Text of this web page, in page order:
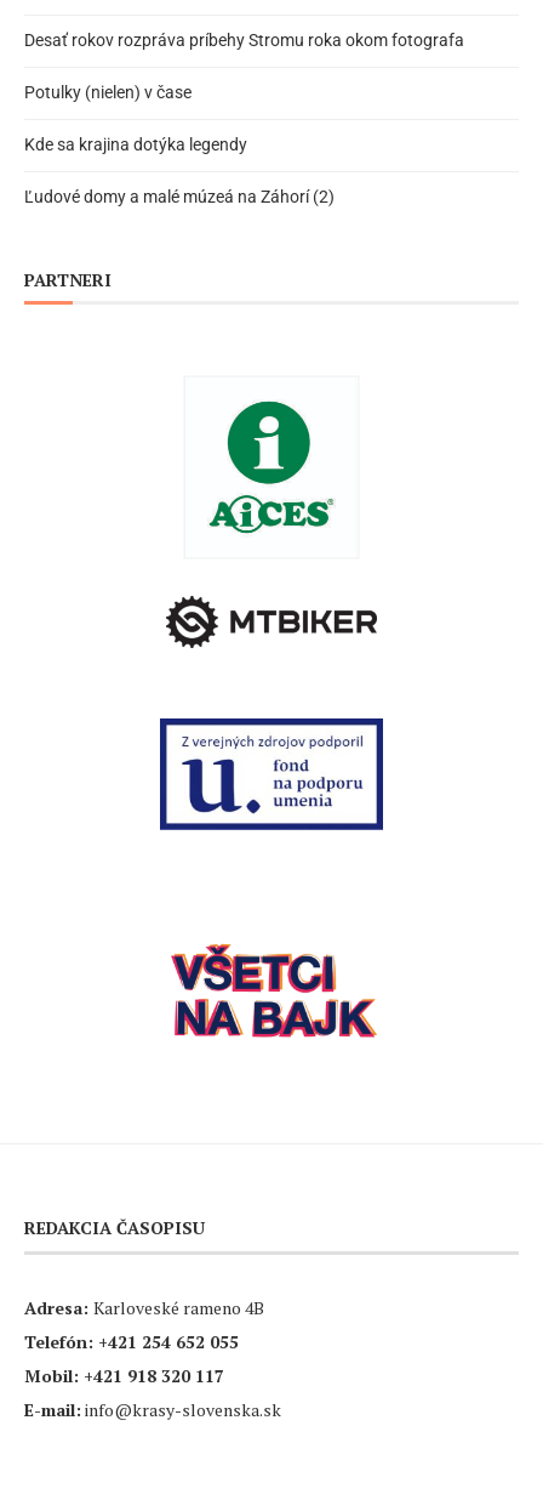
Desať rokov rozpráva príbehy Stromu roka okom fotografa
Potulky (nielen) v čase
Kde sa krajina dotýka legendy
Ľudové domy a malé múzeá na Záhorí (2)
PARTNERI
REDAKCIA ČASOPISU
Adresa: Karloveské rameno 4B
Telefón: +421 254 652 055
Mobil: +421 918 320 117
E-mail: info@krasy-slovenska.sk